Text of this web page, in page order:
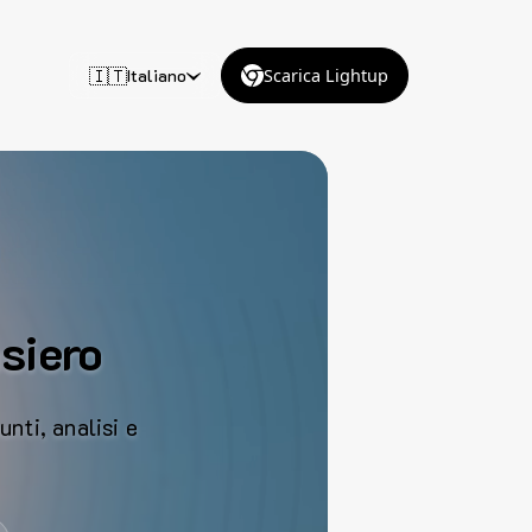
🇮🇹Italiano Scarica Lightup
analisi e